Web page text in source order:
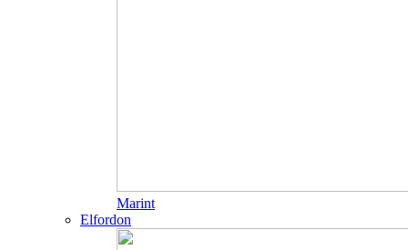
Marint
Elfordon